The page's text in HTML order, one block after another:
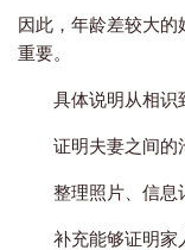
因此，年龄差较大
重要。
具体说明从相识
证明夫妻之间的
整理照片、信息
补充能够证明家